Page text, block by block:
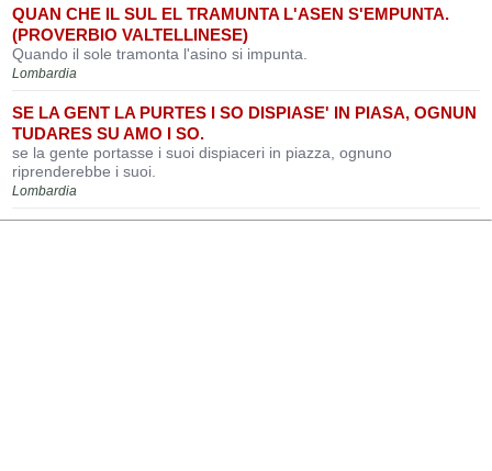
QUAN CHE IL SUL EL TRAMUNTA L'ASEN S'EMPUNTA.
(PROVERBIO VALTELLINESE)
Quando il sole tramonta l'asino si impunta.
Lombardia
SE LA GENT LA PURTES I SO DISPIASE' IN PIASA, OGNUN
TUDARES SU AMO I SO.
se la gente portasse i suoi dispiaceri in piazza, ognuno
riprenderebbe i suoi.
Lombardia